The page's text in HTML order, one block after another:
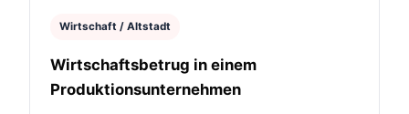
Wirtschaft / Altstadt
Wirtschaftsbetrug in einem
Produktionsunternehmen